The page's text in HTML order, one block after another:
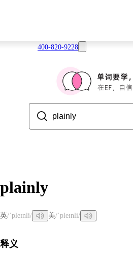
400-820-9228
plainly
英/ˈpleɪnli/ 美/ˈpleɪnli/
释义